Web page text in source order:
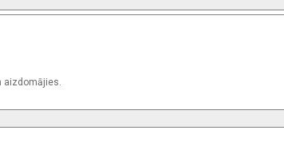
aizdomājies.